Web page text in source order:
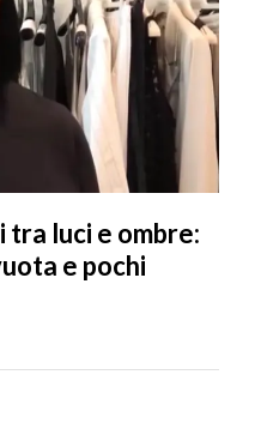
tra luci e ombre:
e pochi